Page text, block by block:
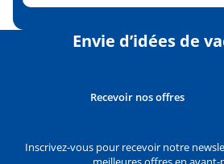
Envie d’idées de
Recevoir nos offres
Inscrivez-vous pour recevoir notre